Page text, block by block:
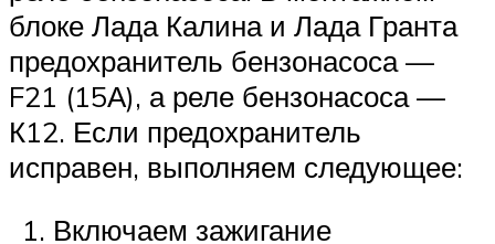
Меню
блоке Лада Калина и Лада Гранта
предохранитель бензонасоса —
F21 (15А), а реле бензонасоса —
К12. Если предохранитель
исправен, выполняем следующее:
Включаем зажигание